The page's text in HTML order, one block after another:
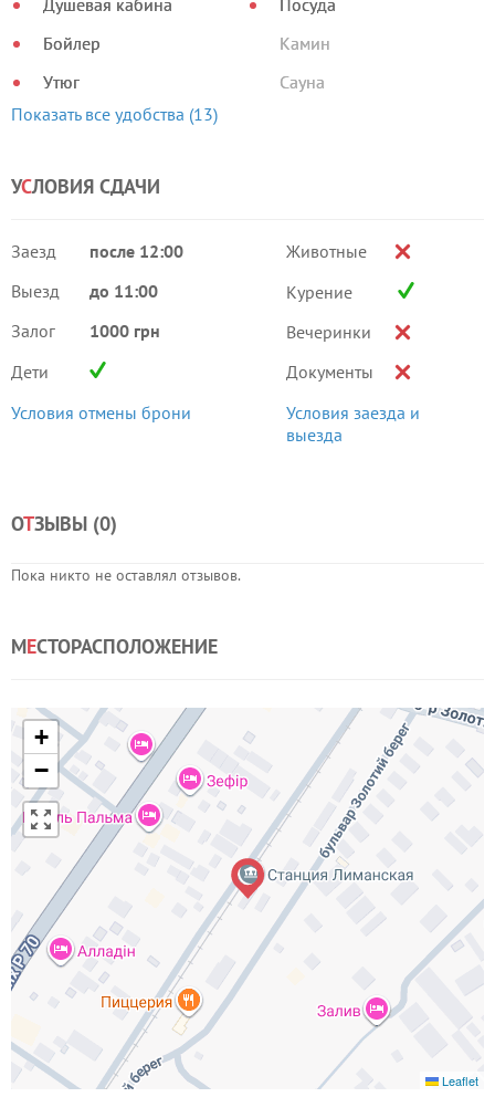
Душевая кабина
Бойлер
Утюг
Посуда
Камин
Сауна
Показать все удобства (13)
УСЛОВИЯ СДАЧИ
Заезд
после 12:00
Выезд
до 11:00
Залог
1000 грн
Дети
Условия отмены брони
Животные
Курение
Вечеринки
Документы
Условия заезда и
выезда
ОТЗЫВЫ (0)
Пока никто не оставлял отзывов.
МЕСТОРАСПОЛОЖЕНИЕ
+
−
Leaflet